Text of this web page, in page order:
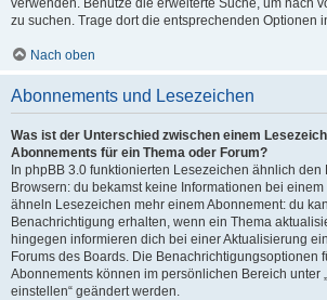
verwenden. Benutze die erweiterte Suche, um nach
zu suchen. Trage dort die entsprechenden Optionen
Nach oben
Abonnements und Lesezeichen
Was ist der Unterschied zwischen einem
Abonnements für ein Thema oder Forum?
In phpBB 3.0 funktionierten Lesezeichen ähnlich
Browsern: du bekamst keine Informationen bei
ähneln Lesezeichen mehr einem Abonnement: du
Benachrichtigung erhalten, wenn ein Thema
hingegen informieren dich bei einer Aktualisierung
Forums des Boards. Die Benachrichtigungsoptionen
Abonnements können im persönlichen Bereich unter
einstellen“ geändert werden.